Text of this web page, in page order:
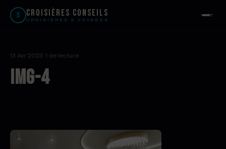
Croisières Conseils
CROISIÈRES & VOYAGES
13 Avr 2023 · 1 de lecture
img-4